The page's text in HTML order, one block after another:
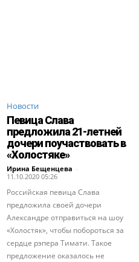
Новости
Певица Слава
предложила 21-летней
дочери поучаствовать в
«Холостяке»
Ирина Бещенцева -
11.10.2020 05:26
Российская певица Слава
предложила своей дочери
Александре отправиться на шоу
«Холостяк», чтобы побороться за
сердце рэпера Тимати. Такое
предложение оказалось не